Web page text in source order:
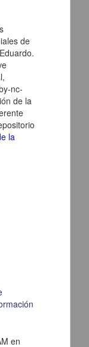
se encuentra
de
nc-
de la
la
en